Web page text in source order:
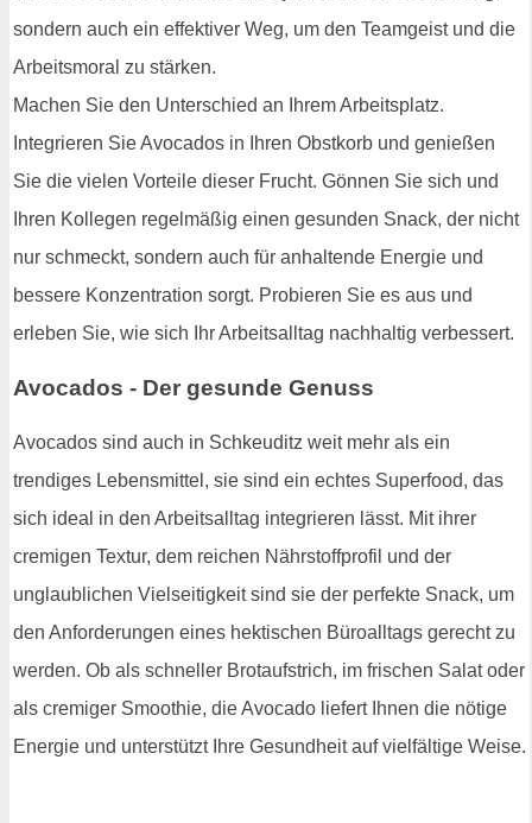
sondern auch ein effektiver Weg, um den Teamgeist und die
Arbeitsmoral zu stärken.
Machen Sie den Unterschied an Ihrem Arbeitsplatz.
Integrieren Sie Avocados in Ihren Obstkorb und genießen
Sie die vielen Vorteile dieser Frucht. Gönnen Sie sich und
Ihren Kollegen regelmäßig einen gesunden Snack, der nicht
nur schmeckt, sondern auch für anhaltende Energie und
bessere Konzentration sorgt. Probieren Sie es aus und
erleben Sie, wie sich Ihr Arbeitsalltag nachhaltig verbessert.
Avocados - Der gesunde Genuss
Avocados sind auch in Schkeuditz weit mehr als ein
trendiges Lebensmittel, sie sind ein echtes Superfood, das
sich ideal in den Arbeitsalltag integrieren lässt. Mit ihrer
cremigen Textur, dem reichen Nährstoffprofil und der
unglaublichen Vielseitigkeit sind sie der perfekte Snack, um
den Anforderungen eines hektischen Büroalltags gerecht zu
werden. Ob als schneller Brotaufstrich, im frischen Salat oder
als cremiger Smoothie, die Avocado liefert Ihnen die nötige
Energie und unterstützt Ihre Gesundheit auf vielfältige Weise.